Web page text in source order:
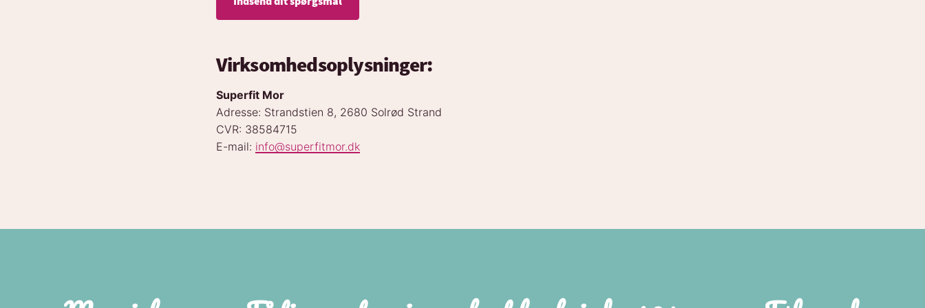
Virksomhedsoplysninger:
Superfit Mor
Adresse: Strandstien 8, 2680 Solrød Strand
CVR: 38584715
E-mail: info@superfitmor.dk